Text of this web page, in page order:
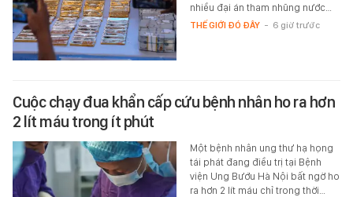
nhiều đại án tham nhũng nước…
THẾ GIỚI ĐÓ ĐÂY - 6 giờ trước
Cuộc chạy đua khẩn cấp cứu bệnh nhân ho ra hơn
2 lít máu trong ít phút
Một bệnh nhân ung thư hạ họng
tái phát đang điều trị tại Bệnh
viện Ung Bướu Hà Nội bất ngờ ho
ra hơn 2 lít máu chỉ trong thời…